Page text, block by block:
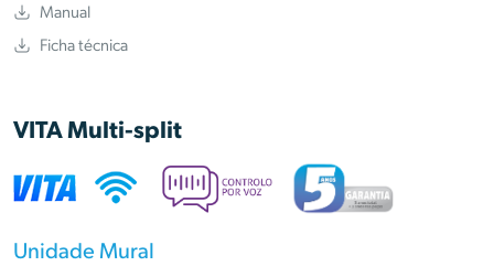
Manual
Ficha técnica
VITA Multi-split
Unidade Mural